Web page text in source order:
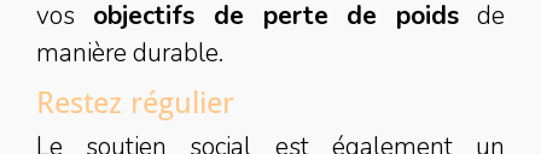
vos objectifs de perte de poids de
manière durable.
Restez régulier
Le soutien social est également un